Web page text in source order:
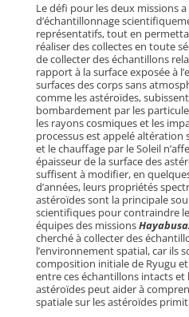
Le défi pour les deux missions
d’échantillonnage
représentatifs, tout en
réaliser des collectes en toute
de collecter des échantillons
rapport à la surface exposée à
surfaces des corps sans
comme les astéroïdes,
bombardement par les
les rayons cosmiques et les
processus est appelé altération
et le chauffage par le Soleil
épaisseur de la surface des
suffisent à modifier, en
d’années, leurs propriétés
astéroïdes sont la principale
scientifiques pour contraindre
équipes des missions
cherché à collecter des
l’environnement spatial, car ils
composition initiale de Ryugu
entre ces échantillons intacts et
astéroïdes peut aider à
spatiale sur les astéroïdes